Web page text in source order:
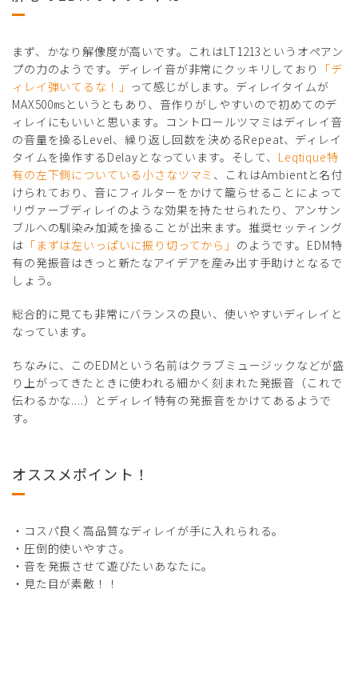
まず、かなり解像度が高いです。これはLT1213というオペアン
プの力のようです。ディレイ音が非常にクッキリしており
「デ
ィレイ弾いてるな！」 って感じがします。ディレイタイムが
MAX500㎳というともあり、音作りがしやすいので初めてのデ
ィレイにもいいと思います。コントロールツマミはディレイ音
の音量を操るLevel、繰り返し回数を決めるRepeat、ディレイ
タイムを操作するDelayとなっています。そして、 Leqtique特
有の左下側についている小さなツマミ 、これはAmbientと名付
けられており、音にフィルターをかけて籠らせることによって
リヴァーブディレイのような効果を持たせられたり、アンサン
ブルへの馴染み加減を操ることが出来ます。推奨セッティング
は 「まずは左いっぱいに振り切ってから」 のようです。EDM特
有の発振音はきっと新たなアイデアを産み出す手助けとなるで
しょう。
総合的に見ても非常にバランスの良い、使いやすいディレイと
なっています。
ちなみに、このEDMという名前はクラブミュージックなどが盛
り上がってきたときに使われる細かく刻まれた発振音（これで
伝わるかな....）とディレイ特有の発振音をかけてあるようで
す。
オススメポイント！
・コスパ良く高品質なディレイが手に入れられる。
・圧倒的使いやすさ。
・音を発振させて遊びたいあなたに。
・見た目が素敵！！